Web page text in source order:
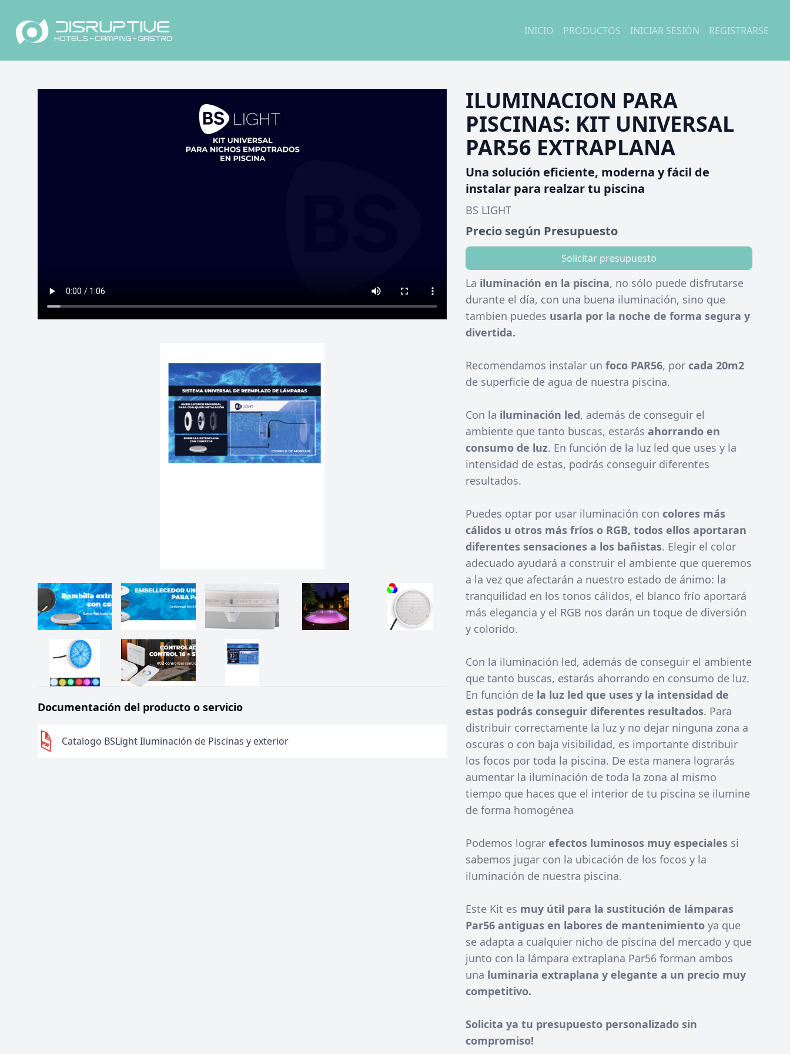
INICIO PRODUCTOS INICIAR SESIÓN REGISTRARSE
Documentación del producto o servicio
Catalogo BSLight Iluminación de Piscinas y exterior
ILUMINACION PARA
PISCINAS: KIT UNIVERSAL
PAR56 EXTRAPLANA
Una solución eficiente, moderna y fácil de
instalar para realzar tu piscina
BS LIGHT
Precio según Presupuesto
Solicitar presupuesto
La iluminación en la piscina, no sólo puede disfrutarse
durante el día, con una buena iluminación, sino que
tambien puedes usarla por la noche de forma segura y
divertida.
Recomendamos instalar un foco PAR56, por cada 20m2
de superficie de agua de nuestra piscina.
Con la iluminación led, además de conseguir el
ambiente que tanto buscas, estarás ahorrando en
consumo de luz. En función de la luz led que uses y la
intensidad de estas, podrás conseguir diferentes
resultados.
Puedes optar por usar iluminación con colores más
cálidos u otros más fríos o RGB, todos ellos aportaran
diferentes sensaciones a los bañistas. Elegir el color
adecuado ayudará a construir el ambiente que queremos
a la vez que afectarán a nuestro estado de ánimo: la
tranquilidad en los tonos cálidos, el blanco frío aportará
más elegancia y el RGB nos darán un toque de diversión
y colorido.
Con la iluminación led, además de conseguir el ambiente
que tanto buscas, estarás ahorrando en consumo de luz.
En función de la luz led que uses y la intensidad de
estas podrás conseguir diferentes resultados. Para
distribuir correctamente la luz y no dejar ninguna zona a
oscuras o con baja visibilidad, es importante distribuir
los focos por toda la piscina. De esta manera lograrás
aumentar la iluminación de toda la zona al mismo
tiempo que haces que el interior de tu piscina se ilumine
de forma homogénea
Podemos lograr efectos luminosos muy especiales si
sabemos jugar con la ubicación de los focos y la
iluminación de nuestra piscina.
Este Kit es muy útil para la sustitución de lámparas
Par56 antiguas en labores de mantenimiento ya que
se adapta a cualquier nicho de piscina del mercado y que
junto con la lámpara extraplana Par56 forman ambos
una luminaria extraplana y elegante a un precio muy
competitivo.
Solicita ya tu presupuesto personalizado sin
compromiso!